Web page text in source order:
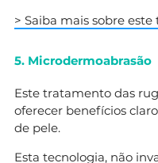
> Saiba mais sobre
5. Microdermoabrasão
Este tratamento das
oferecer benefícios
de pele.
Esta tecnologia, não